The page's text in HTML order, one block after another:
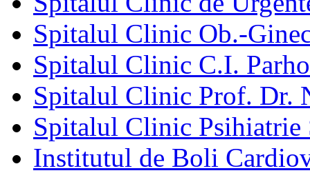
Spitalul Clinic Ob.-
Spitalul Clinic C.I.
Spitalul Clinic Prof. Dr.
Spitalul Clinic Psihiatrie
Institutul de Boli